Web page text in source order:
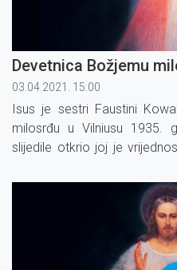
Devetnica Božjemu
03.04.2021. 15:00
Isus je sestri Faustini
milosrđu u Vilniusu 1935.
slijedile otkrio joj je